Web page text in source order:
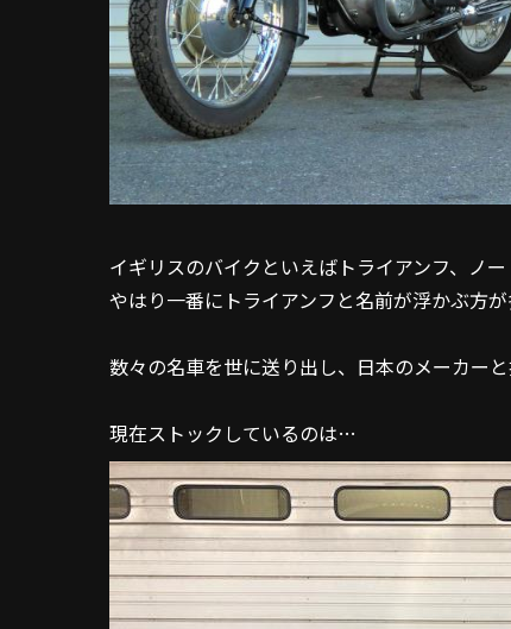
イギリスのバイクといえばトライアンフ、ノー
やはり一番にトライアンフと名前が浮かぶ方が
数々の名車を世に送り出し、日本のメーカー
現在ストックしているのは…